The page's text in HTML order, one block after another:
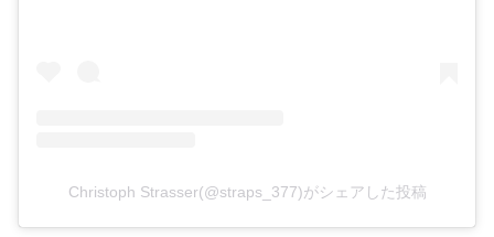
Christoph Strasser(@straps_377)がシェアした投稿